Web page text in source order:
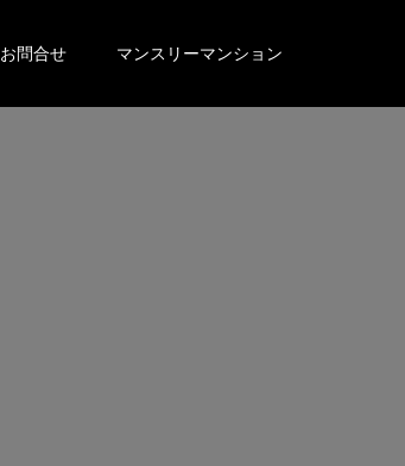
お問合せ マンスリーマンション